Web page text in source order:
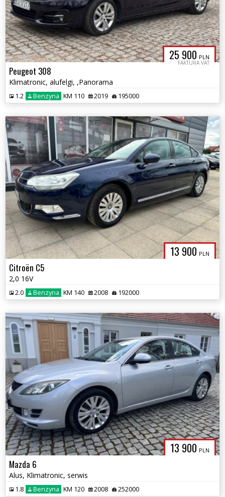
25 900 PLN
FAKTURA VAT
Peugeot 308
Klimatronic, alufelgi, ,Panorama
1.2 Benzyna KM 110 2019 195000
13 900 PLN
Citroën C5
2,0 16V
2.0 Benzyna KM 140 2008 192000
13 900 PLN
Mazda 6
Alus, Klimatronic, serwis
1.8 Benzyna KM 120 2008 252000